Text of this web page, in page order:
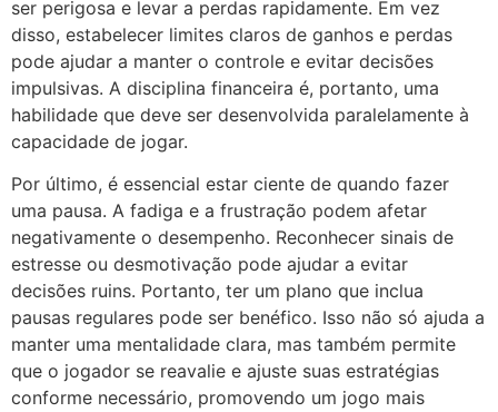
ser perigosa e levar a perdas rapidamente. Em vez
disso, estabelecer limites claros de ganhos e perdas
pode ajudar a manter o controle e evitar decisões
impulsivas. A disciplina financeira é, portanto, uma
habilidade que deve ser desenvolvida paralelamente à
capacidade de jogar.
Por último, é essencial estar ciente de quando fazer
uma pausa. A fadiga e a frustração podem afetar
negativamente o desempenho. Reconhecer sinais de
estresse ou desmotivação pode ajudar a evitar
decisões ruins. Portanto, ter um plano que inclua
pausas regulares pode ser benéfico. Isso não só ajuda a
manter uma mentalidade clara, mas também permite
que o jogador se reavalie e ajuste suas estratégias
conforme necessário, promovendo um jogo mais